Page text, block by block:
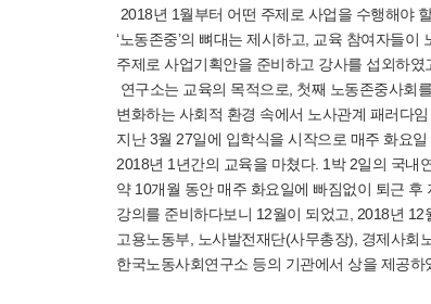
2018년 1월부터 어떤 주제로 사업을 수행해야
‘노동존중’의 뼈대는 제시하고, 교육 참여자들
주제로 사업기획안을 준비하고 강사를 섭외하
연구소는 교육의 목적으로, 첫째 노동존중사회
변화하는 사회적 환경 속에서 노사관계 패러다
지난 3월 27일에 입학식을 시작으로 매주 화요
2018년 1년간의 교육을 마쳤다. 1박 2일의 국내
약 10개월 동안 매주 화요일에 빠짐없이 퇴근 후
강의를 준비하다보니 12월이 되었고, 2018년
고용노동부, 노사발전재단(사무총장), 경제사회
한국노동사회연구소 등의 기관에서 상을 제공하